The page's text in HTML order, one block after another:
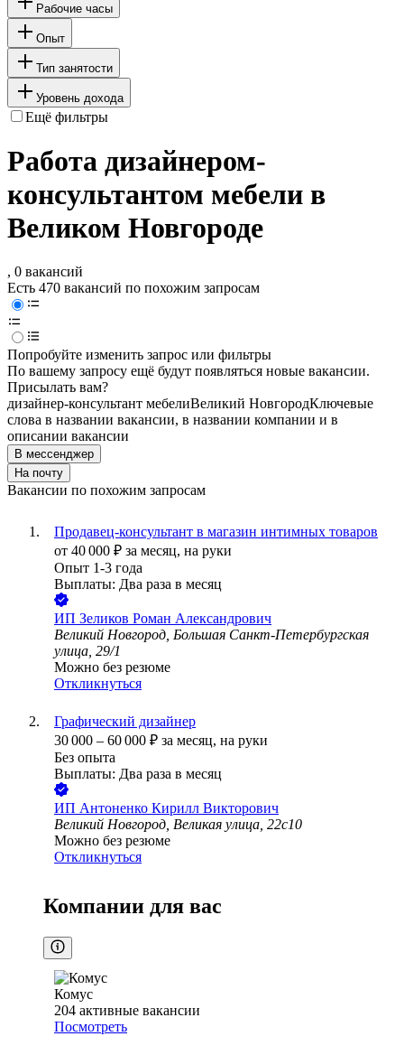
Рабочие часы
Опыт
Тип занятости
Уровень дохода
Ещё фильтры
Работа дизайнером-
консультантом мебели в
Великом Новгороде
, 0 вакансий
Есть 470 вакансий по похожим запросам
Попробуйте изменить запрос или фильтры
По вашему запросу ещё будут появляться новые вакансии.
Присылать вам?
дизайнер-консультант мебелиВеликий НовгородКлючевые
слова в названии вакансии, в названии компании и в
описании вакансии
В мессенджер
На почту
Вакансии по похожим запросам
Продавец-консультант в магазин интимных товаров
от 40 000 ₽ за месяц, на руки
Опыт 1-3 года
Выплаты: Два раза в месяц
ИП Зеликов Роман Александрович
Великий Новгород, Большая Санкт-Петербургская
улица, 29/1
Можно без резюме
Откликнуться
Графический дизайнер
30 000 – 60 000 ₽ за месяц, на руки
Без опыта
Выплаты: Два раза в месяц
ИП Антоненко Кирилл Викторович
Великий Новгород, Великая улица, 22с10
Можно без резюме
Откликнуться
Компании для вас
Комус
204 активные вакансии
Посмотреть